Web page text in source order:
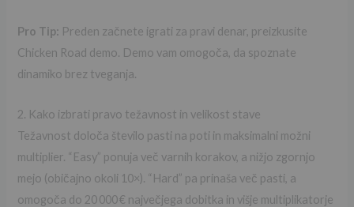
Pro Tip: Preden začnete igrati za pravi denar, preizkusite
Chicken Road demo. Demo vam omogoča, da spoznate
dinamiko brez tveganja.
2. Kako izbrati pravo težavnost in velikost stave
Težavnost določa število pasti na poti in maksimalni možni
multiplier. “Easy” ponuja več varnih korakov, a nižjo zgornjo
mejo (običajno okoli 10×). “Hard” pa prinaša več pasti, a
omogoča do 20 000 € največjega dobitka in višje multiplikatorje